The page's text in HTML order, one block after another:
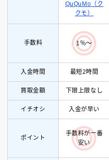
QuQuMo（ク
クモ）
手数料 1％〜
入金時間 最短2時間
買取金額 下限上限なし
イチオシ 入金が早い
ポイント
手数料が一番
安い